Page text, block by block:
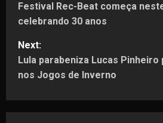
o
s
t
a
Festival Rec-Beat começa
celebrando 30 anos
Next:
Lula parabeniza Lucas
nos Jogos de Inverno